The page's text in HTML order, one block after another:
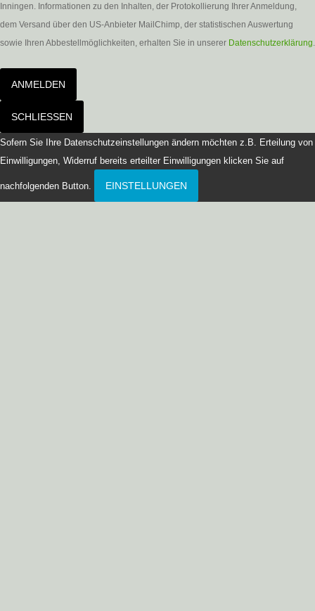
Inningen. Informationen zu den Inhalten, der Protokollierung Ihrer Anmeldung,
dem Versand über den US-Anbieter MailChimp, der statistischen Auswertung
sowie Ihren Abbestellmöglichkeiten, erhalten Sie in unserer Datenschutzerklärung.
ANMELDEN
SCHLIESSEN
Sofern Sie Ihre Datenschutzeinstellungen ändern möchten z.B. Erteilung von
Einwilligungen, Widerruf bereits erteilter Einwilligungen klicken Sie auf
nachfolgenden Button. EINSTELLUNGEN